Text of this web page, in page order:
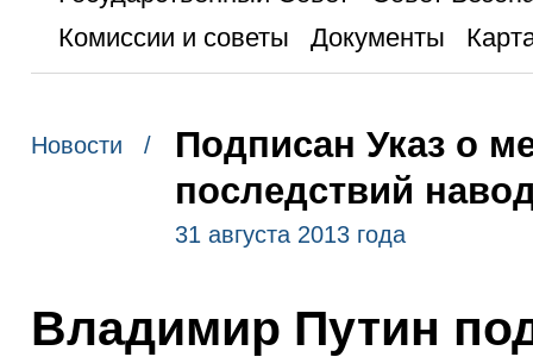
Комиссии и советы
Документы
Новости /
Подписан Указ о
последствий
31 августа 2013 года
Владимир Путин